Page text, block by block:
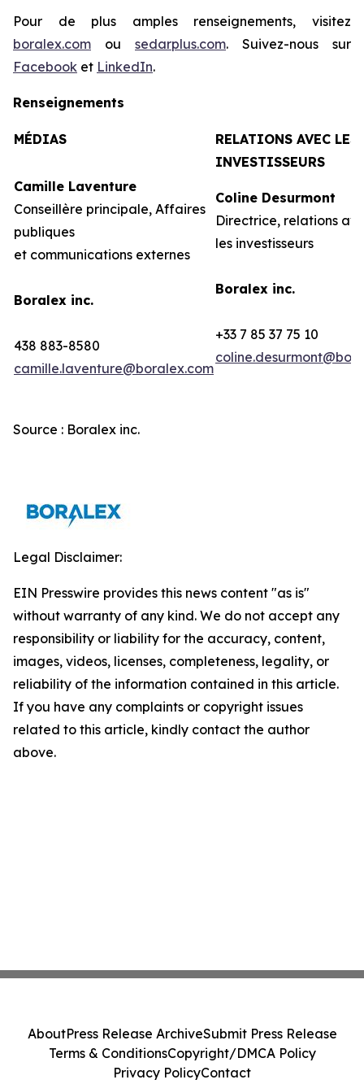
Pour de plus amples renseignements, visitez
boralex.com ou sedarplus.com. Suivez-nous sur
Facebook et LinkedIn.
Renseignements
MÉDIAS
RELATIONS AVEC LES
INVESTISSEURS
Camille Laventure
Conseillère principale, Affaires
publiques
et communications externes
Boralex inc.
438 883-8580
camille.laventure@boralex.com
Coline Desurmont
Directrice, relations
les investisseurs
Boralex inc.
+33 7 85 37 75 10
Source : Boralex inc.
Legal Disclaimer:
EIN Presswire provides this news content "as is"
without warranty of any kind. We do not accept any
responsibility or liability for the accuracy, content,
images, videos, licenses, completeness, legality, or
reliability of the information contained in this article.
If you have any complaints or copyright issues
related to this article, kindly contact the author
above.
AboutPress Release ArchiveSubmit Press Release
Terms & ConditionsCopyright/DMCA Policy
Privacy PolicyContact